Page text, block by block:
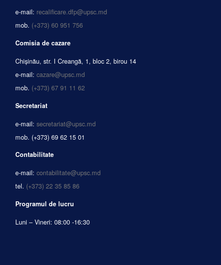
e-mail: recalificare.dfp@upsc.md
mob. (+373) 60 951 756
Comisia de cazare
Chișinău, str. I Creangă, 1, bloc 2, birou 14
e-mail: cazare@upsc.md
mob. (+373) 67 91 11 62
Secretariat
e-mail: secretariat@upsc.md
mob. (+373) 69 62 15 01
Contabilitate
e-mail: contabilitate@upsc.md
tel. (+373) 22 35 85 86
Programul de lucru
Luni – Vineri: 08:00 -16:30